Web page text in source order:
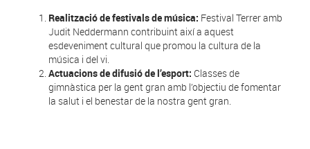
Realització de festivals de música: Festival Terrer amb
Judit Neddermann contribuint així a aquest
esdeveniment cultural que promou la cultura de la
música i del vi.
Actuacions de difusió de l’esport: Classes de
gimnàstica per la gent gran amb l’objectiu de fomentar
la salut i el benestar de la nostra gent gran.